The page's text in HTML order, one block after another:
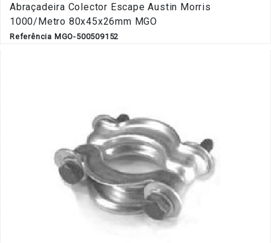
Abraçadeira Colector Escape Austin Morris
1000/Metro 80x45x26mm MGO
Referência MGO-500509152